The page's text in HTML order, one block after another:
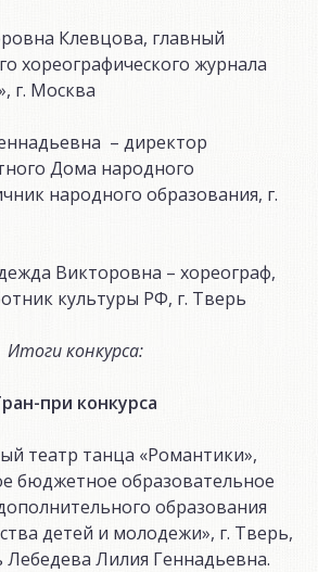
Клевцова, главный
хореографического журнала
г. Москва
– директор
Дома народного
народного образования, г.
Викторовна – хореограф,
культуры РФ, г. Тверь
Итоги конкурса:
при конкурса
театр танца «Романтики»,
бюджетное образовательное
образования
детей и молодежи», г. Тверь,
Лебедева Лилия Геннадьевна.